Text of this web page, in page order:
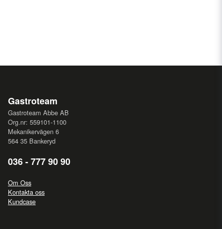
Gastroteam
Gastroteam Abbe AB
Org.nr: 559101-1100
Mekanikervägen 6
564 35 Bankeryd
036 - 777 90 90
Om Oss
Kontakta oss
Kundcase